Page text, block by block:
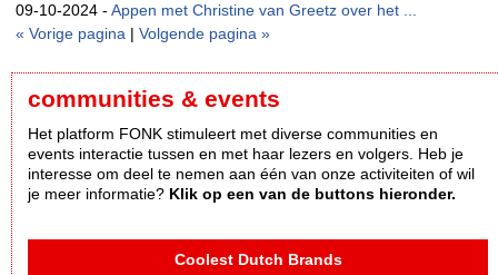
09-10-2024 - Appen met Christine van Greetz over het ...
« Vorige pagina | Volgende pagina »
communities & events
Het platform FONK stimuleert met diverse communities en
events interactie tussen en met haar lezers en volgers. Heb je
interesse om deel te nemen aan één van onze activiteiten of wil
je meer informatie? Klik op een van de buttons hieronder.
Coolest Dutch Brands